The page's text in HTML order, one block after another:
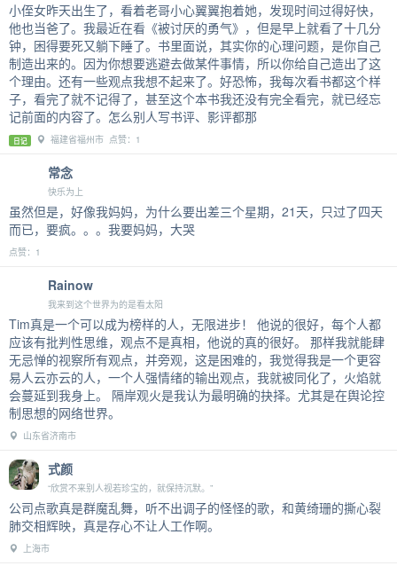
小侄女昨天出生了，看着老哥小心翼翼抱着她，发现时间过得好快，
他也当爸了。我最近在看《被讨厌的勇气》，但是早上就看了十几分
钟，困得要死又躺下睡了。书里面说，其实你的心理问题，是你自己
制造出来的。因为你想要逃避去做某件事情，所以你给自己造出了这
个理由。还有一些观点我想不起来了。好恐怖，我每次看书都这个样
子，看完了就不记得了，甚至这个本书我还没有完全看完，就已经忘
记前面的内容了。怎么别人写书评、影评都那
日记 福建省福州市 点赞：1
常念
快乐为上
虽然但是，好像我妈妈，为什么要出差三个星期，21天，只过了四天
而已，要疯。。。我要妈妈，大哭
点赞：1
Rainow
我来到这个世界为的是看太阳
Tim真是一个可以成为榜样的人，无限进步！ 他说的很好，每个人都
应该有批判性思维，观点不是真相，他说的真的很好。 那样我就能肆
无忌惮的视察所有观点，并旁观，这是困难的，我觉得我是一个更容
易人云亦云的人，一个人强情绪的输出观点，我就被同化了，火焰就
会蔓延到我身上。 隔岸观火是我认为最明确的抉择。尤其是在舆论控
制思想的网络世界。
山东省济南市
式颜
“欣赏不来别人视若珍宝的，就保持沉默。”
公司点歌真是群魔乱舞，听不出调子的怪怪的歌，和黄绮珊的撕心裂
肺交相辉映，真是存心不让人工作啊。
上海市